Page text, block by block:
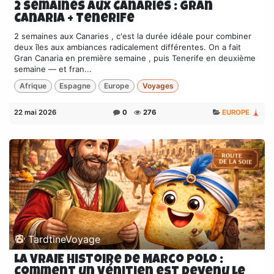
2 semaines aux Canaries : Gran
Canaria + Tenerife
2 semaines aux Canaries , c'est la durée idéale pour combiner
deux îles aux ambiances radicalement différentes. On a fait
Gran Canaria en première semaine , puis Tenerife en deuxième
semaine — et fran...
Afrique Espagne Europe Voyages
22 mai 2026 0 276 EUROPE 🗼
TardtineVoyage
La VRAIE histoire de Marco Polo :